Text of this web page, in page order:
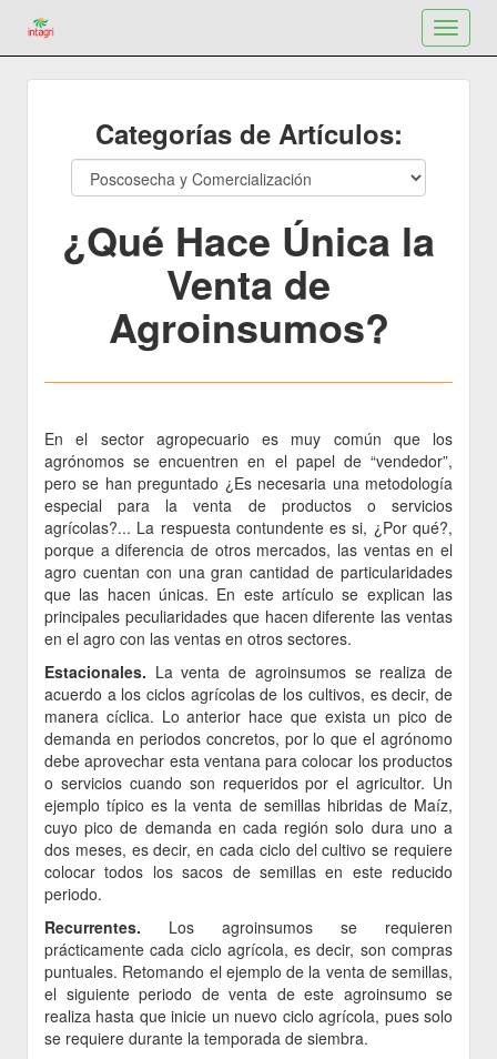
Toggle
Categorías de Artículos:
¿Qué Hace Única la
Venta de
Agroinsumos?
En el sector agropecuario es muy común que los
agrónomos se encuentren en el papel de “vendedor”,
pero se han preguntado ¿Es necesaria una metodología
especial para la venta de productos o servicios
agrícolas?... La respuesta contundente es si, ¿Por qué?,
porque a diferencia de otros mercados, las ventas en el
agro cuentan con una gran cantidad de particularidades
que las hacen únicas. En este artículo se explican las
principales peculiaridades que hacen diferente las ventas
en el agro con las ventas en otros sectores.
Estacionales. La venta de agroinsumos se realiza de
acuerdo a los ciclos agrícolas de los cultivos, es decir, de
manera cíclica. Lo anterior hace que exista un pico de
demanda en periodos concretos, por lo que el agrónomo
debe aprovechar esta ventana para colocar los productos
o servicios cuando son requeridos por el agricultor. Un
ejemplo típico es la venta de semillas hibridas de Maíz,
cuyo pico de demanda en cada región solo dura uno a
dos meses, es decir, en cada ciclo del cultivo se requiere
colocar todos los sacos de semillas en este reducido
periodo.
Recurrentes. Los agroinsumos se requieren
prácticamente cada ciclo agrícola, es decir, son compras
puntuales. Retomando el ejemplo de la venta de semillas,
el siguiente periodo de venta de este agroinsumo se
realiza hasta que inicie un nuevo ciclo agrícola, pues solo
se requiere durante la temporada de siembra.